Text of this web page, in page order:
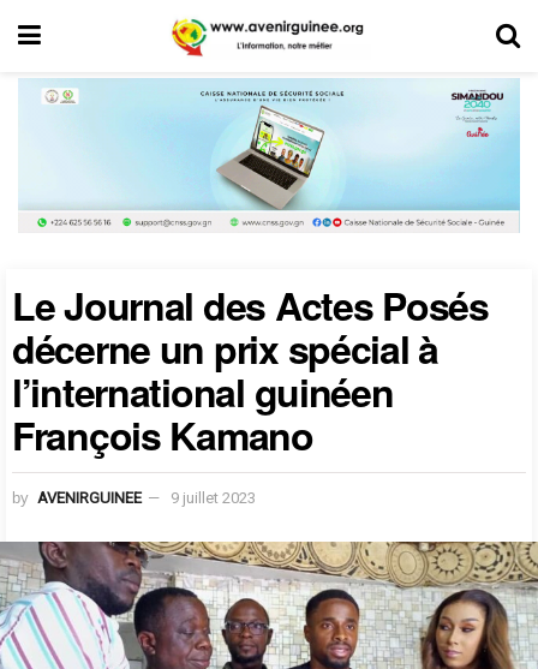
Le Journal des Actes Posés
décerne un prix spécial à
l’international guinéen
François Kamano
by AVENIRGUINEE 9 juillet 2023